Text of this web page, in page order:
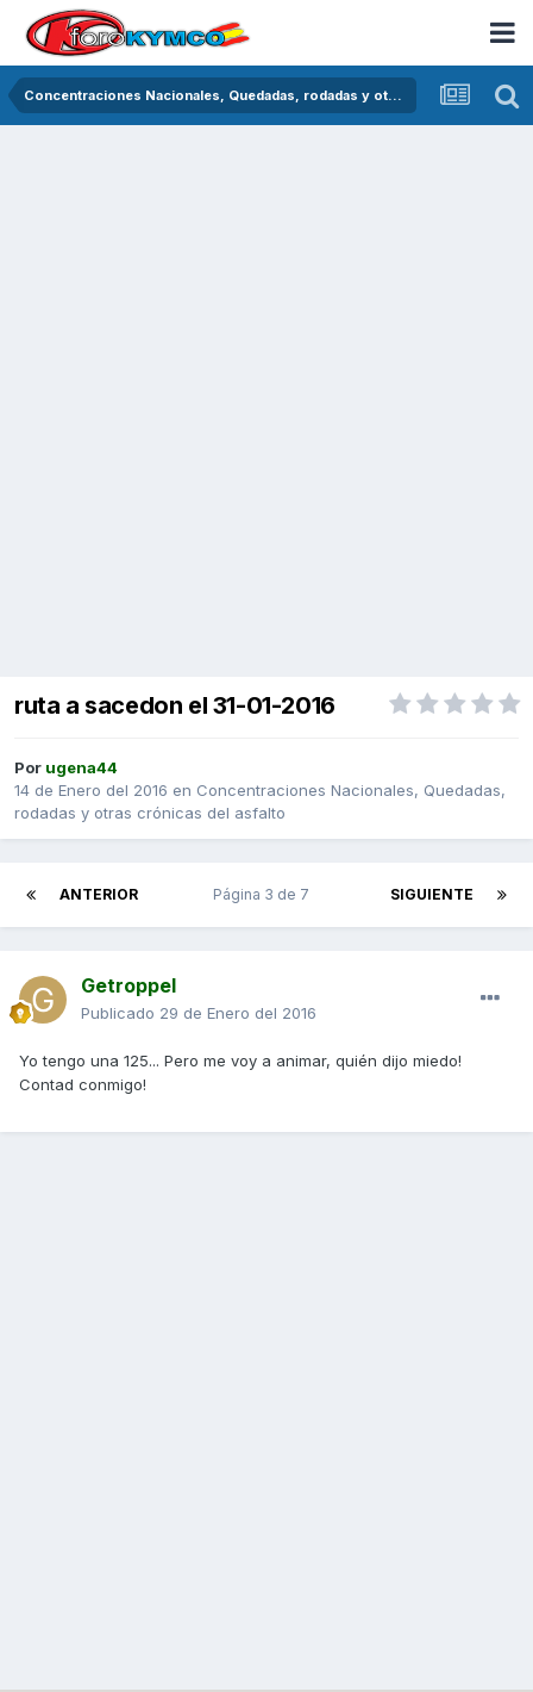
Concentraciones Nacionales, Quedadas, rodadas y otras crónicas del asfalto
ruta a sacedon el 31-01-2016
Por ugena44
14 de Enero del 2016 en Concentraciones Nacionales, Quedadas,
rodadas y otras crónicas del asfalto
ANTERIOR SIGUIENTE
Página 3 de 7
Getroppel
Publicado 29 de Enero del 2016
Yo tengo una 125... Pero me voy a animar, quién dijo miedo!
Contad conmigo!